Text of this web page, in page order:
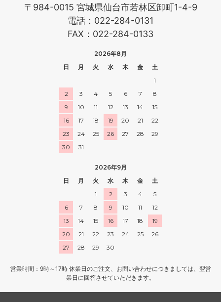
〒984-0015 宮城県仙台市若林区卸町1-4-9
電話：022-284-0131
FAX：022-284-0133
2026年8月
日
月 火 水 木 金
土
1
2
3 4 5 6 7
8
9
10 11 12 13 14
15
16
17 18 19 20 21
22
23
24 25 26 27 28
29
30
31
2026年9月
日
月 火 水 木 金
土
1
2 3 4
5
6
7 8 9 10 11
12
13
14 15 16 17 18
19
20
21 22 23 24 25
26
27
28 29 30
営業時間：9時～17時 休業日のご注文、お問い合わせにつきましては、翌営
業日に回答させていただきます。